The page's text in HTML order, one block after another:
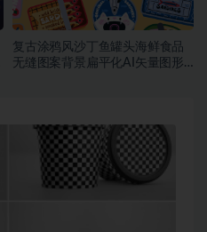
复古涂鸦风沙丁鱼罐头海鲜食品
无缝图案背景扁平化AI矢量图形